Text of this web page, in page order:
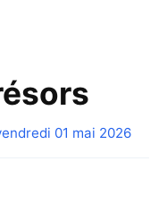
01 mai 2026